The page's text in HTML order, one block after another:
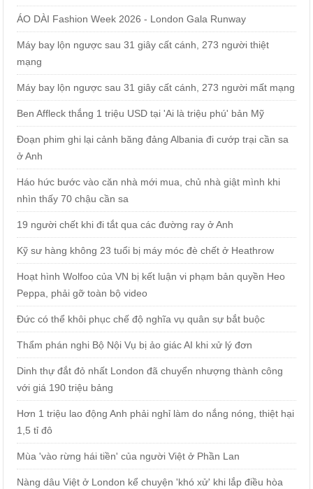
ÁO DÀI Fashion Week 2026 - London Gala Runway
Máy bay lộn ngược sau 31 giây cất cánh, 273 người thiệt
mạng
Máy bay lộn ngược sau 31 giây cất cánh, 273 người mất mạng
Ben Affleck thắng 1 triệu USD tại 'Ai là triệu phú' bản Mỹ
Đoạn phim ghi lại cảnh băng đảng Albania đi cướp trại cần sa
ở Anh
Háo hức bước vào căn nhà mới mua, chủ nhà giật mình khi
nhìn thấy 70 chậu cần sa
19 người chết khi đi tắt qua các đường ray ở Anh
Kỹ sư hàng không 23 tuổi bị máy móc đè chết ở Heathrow
Hoạt hình Wolfoo của VN bị kết luận vi phạm bản quyền Heo
Peppa, phải gỡ toàn bộ video
Đức có thể khôi phục chế độ nghĩa vụ quân sự bắt buộc
Thẩm phán nghi Bộ Nội Vụ bị ảo giác AI khi xử lý đơn
Dinh thự đắt đỏ nhất London đã chuyển nhượng thành công
với giá 190 triệu bảng
Hơn 1 triệu lao động Anh phải nghỉ làm do nắng nóng, thiệt hại
1,5 tỉ đô
Mùa 'vào rừng hái tiền' của người Việt ở Phần Lan
Nàng dâu Việt ở London kể chuyện 'khó xử' khi lắp điều hòa